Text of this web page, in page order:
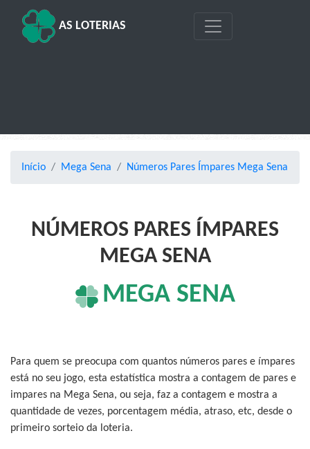
AS LOTERIAS
Início Mega Sena Números Pares Ímpares Mega Sena
NÚMEROS PARES ÍMPARES
MEGA SENA
MEGA SENA
Para quem se preocupa com quantos números pares e ímpares
está no seu jogo, esta estatística mostra a contagem de pares e
impares na Mega Sena, ou seja, faz a contagem e mostra a
quantidade de vezes, porcentagem média, atraso, etc, desde o
primeiro sorteio da loteria.